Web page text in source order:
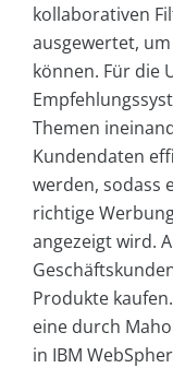
kollaborativen
ausgewertet,
können. Für die
Themen
Kundendaten
werden, sodass
richtige
angezeigt wird.
Produkte
eine durch
in IBM